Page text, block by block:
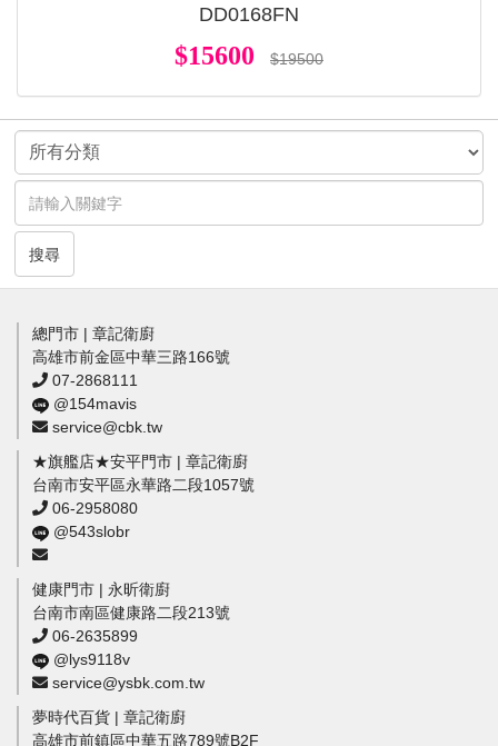
DD0168FN
$15600 $19500
搜尋
總門市 | 章記衛廚
高雄市前金區中華三路166號
07-2868111
@154mavis
service@cbk.tw
★旗艦店★安平門市 | 章記衛廚
台南市安平區永華路二段1057號
06-2958080
@543slobr
健康門市 | 永昕衛廚
台南市南區健康路二段213號
06-2635899
@lys9118v
service@ysbk.com.tw
夢時代百貨 | 章記衛廚
高雄市前鎮區中華五路789號B2F